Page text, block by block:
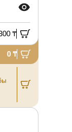
₸
0 ₸